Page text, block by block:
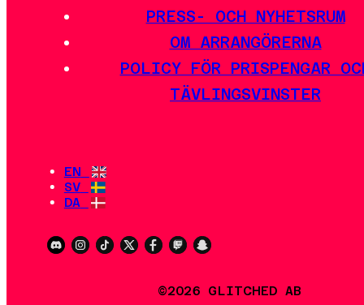
PRESS- OCH NYHETSRUM
OM ARRANGÖRERNA
POLICY FÖR PRISPENGAR
TÄVLINGSVINSTER
EN
SV
DA
©2026 GLITCHED AB